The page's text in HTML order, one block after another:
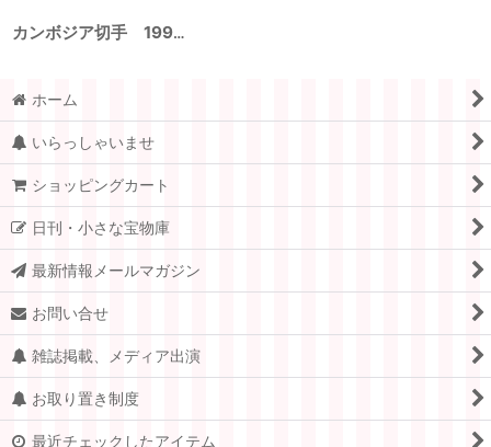
カンボジア切手 1999年 ネコ ラグドール 6種
ホーム
いらっしゃいませ
ショッピングカート
日刊・小さな宝物庫
最新情報メールマガジン
お問い合せ
雑誌掲載、メディア出演
お取り置き制度
最近チェックしたアイテム